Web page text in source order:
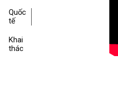
Quốc
tế
Khai
thác